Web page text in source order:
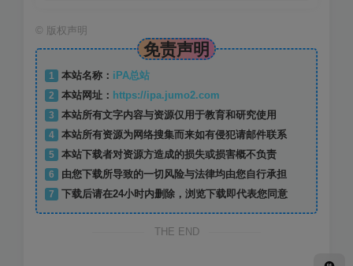
© 版权声明
免责声明
1 本站名称： iPA总站
2
本站网址： https://ipa.jumo2.com
3
本站所有文字内容与资源仅用于教育和研究使用
4
本站所有资源为网络搜集而来如有侵犯请邮件联系
5
本站下载者对资源方造成的损失或损害概不负责
6
由您下载所导致的一切风险与法律均由您自行承担
7
下载后请在24小时内删除，浏览下载即代表您同意
THE END